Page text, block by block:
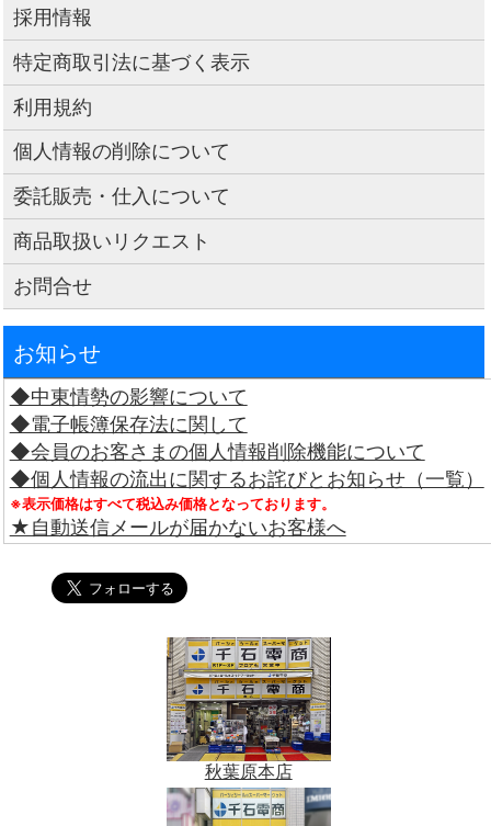
採用情報
特定商取引法に基づく表示
利用規約
個人情報の削除について
委託販売・仕入について
商品取扱いリクエスト
お問合せ
お知らせ
◆中東情勢の影響について
◆電子帳簿保存法に関して
◆会員のお客さまの個人情報削除機能について
◆個人情報の流出に関するお詫びとお知らせ（一覧）
※表示価格はすべて税込み価格となっております。
★自動送信メールが届かないお客様へ
秋葉原本店